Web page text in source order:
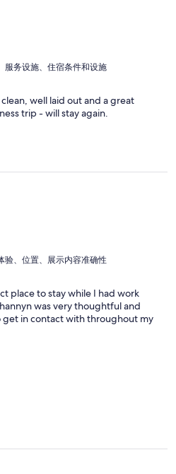
服务设施、住宿条件和设施
well laid out and a great
trip - will stay again.
验、位置、展示内容准确性
place to stay while I had work
was very thoughtful and
get in contact with throughout my